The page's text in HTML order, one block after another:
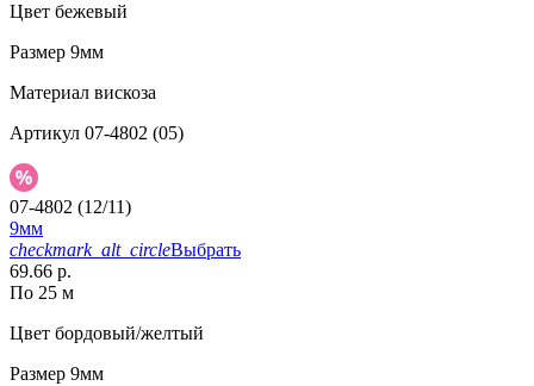
Цвет бежевый
Размер 9мм
Материал вискоза
Артикул 07-4802 (05)
07-4802 (12/11)
9мм
checkmark_alt_circleВыбрать
69.66 р.
По 25 м
Цвет бордовый/желтый
Размер 9мм